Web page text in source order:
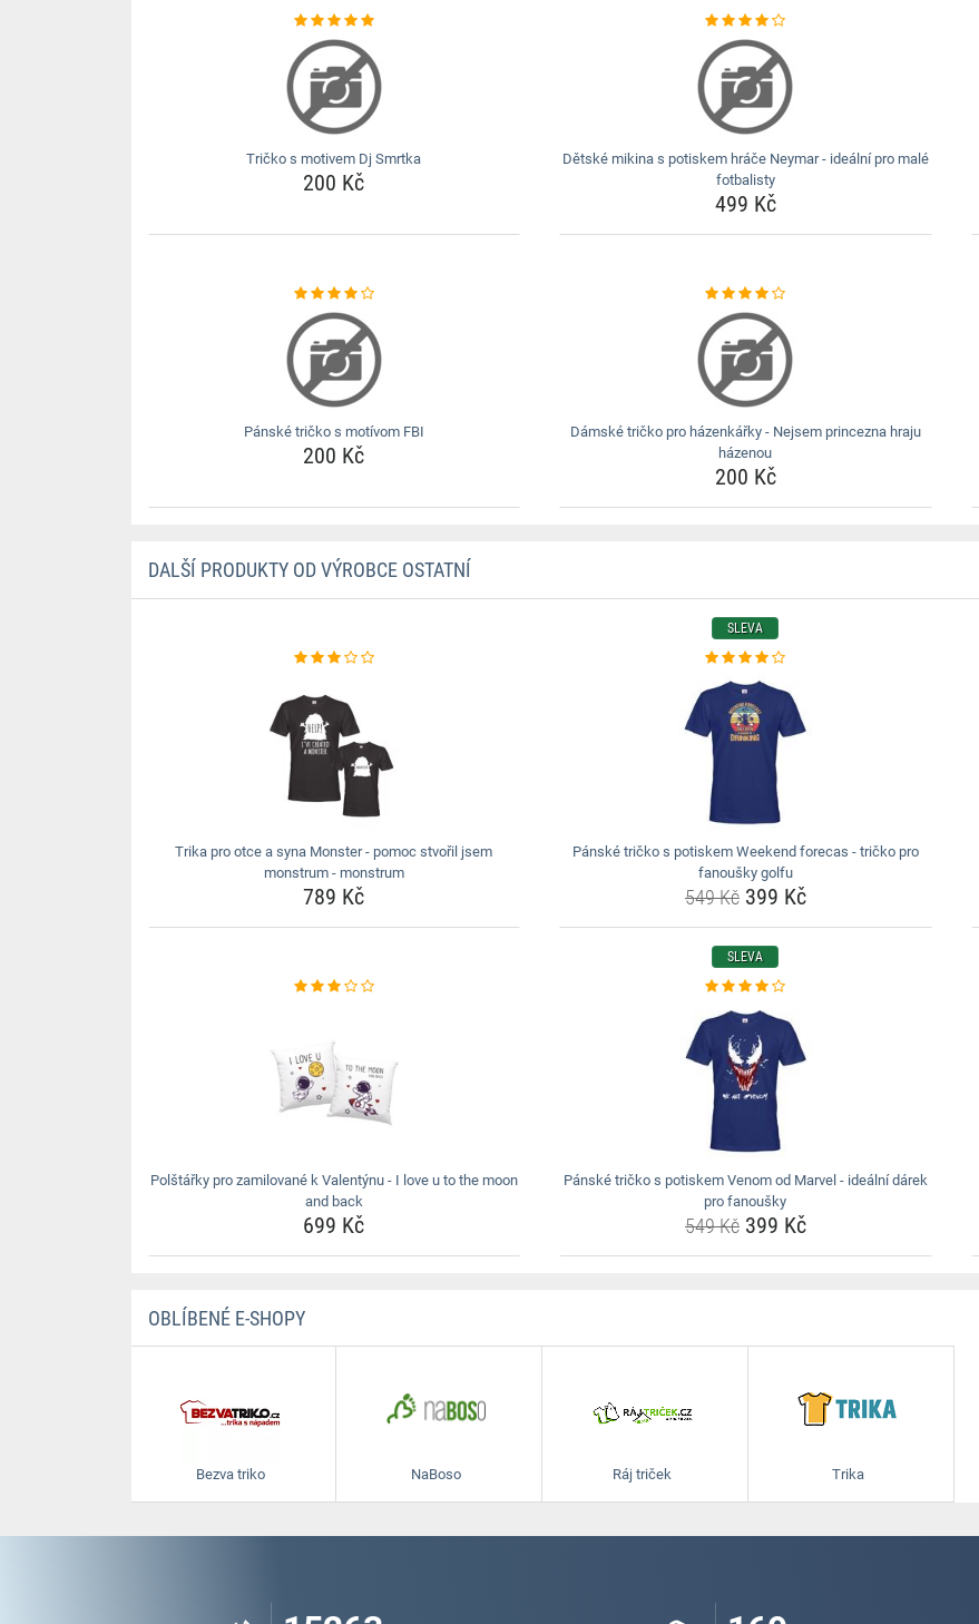
Tričko s motivem Dj Smrtka
200 Kč
Dětské mikina s potiskem hráče Neymar - ideální pro malé
fotbalisty
499 Kč
Pánské tričko s motívom FBI
200 Kč
Dámské tričko pro házenkářky - Nejsem princezna hraju
házenou
200 Kč
DALŠÍ PRODUKTY OD VÝROBCE OSTATNÍ
Trika pro otce a syna Monster - pomoc stvořil jsem
monstrum - monstrum
789 Kč
SLEVA
Pánské tričko s potiskem Weekend forecas - tričko pro
fanoušky golfu
549 Kč399 Kč
Polštářky pro zamilované k Valentýnu - I love u to the moon
and back
699 Kč
SLEVA
Pánské tričko s potiskem Venom od Marvel - ideální dárek
pro fanoušky
549 Kč399 Kč
OBLÍBENÉ E-SHOPY
Bezva triko NaBoso Ráj triček Trika